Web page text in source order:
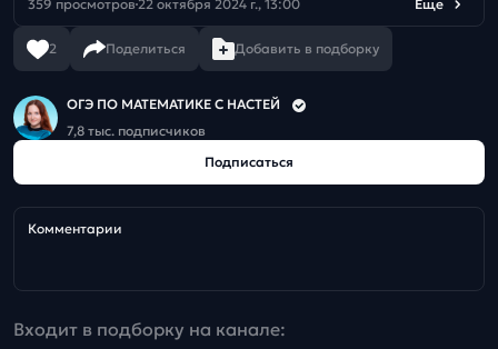
359 просмотров 22 октября 2024 г., 13:00 Еще
2 Поделиться Добавить в подборку
ОГЭ ПО МАТЕМАТИКЕ С НАСТЕЙ
7,8 тыс. подписчиков
Подписаться
Комментарии
Входит в подборку на канале: